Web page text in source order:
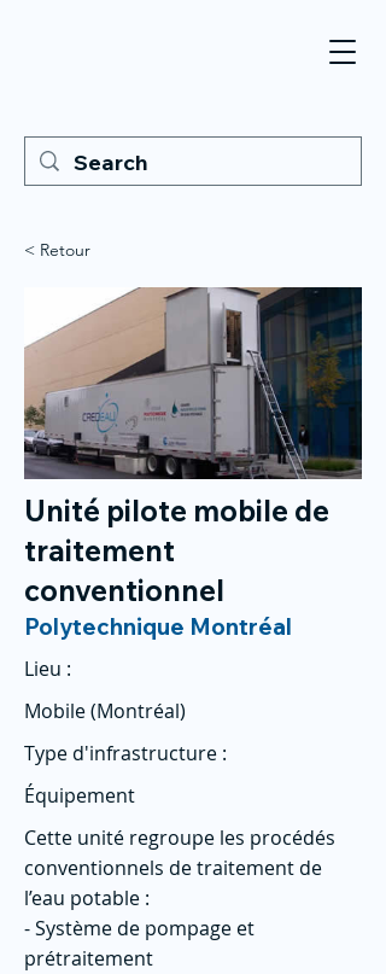
< Retour
Unité pilote mobile de
traitement
conventionnel
Polytechnique Montréal
Lieu :
Mobile (Montréal)
Type d'infrastructure :
Équipement
Cette unité regroupe les procédés
conventionnels de traitement de
l’eau potable :
- Système de pompage et
prétraitement